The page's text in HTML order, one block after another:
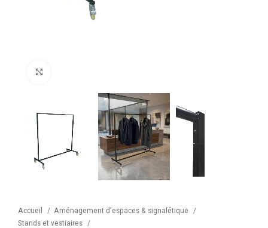
Accueil
Aménagement d’espaces & signalétique
Stands et vestiaires